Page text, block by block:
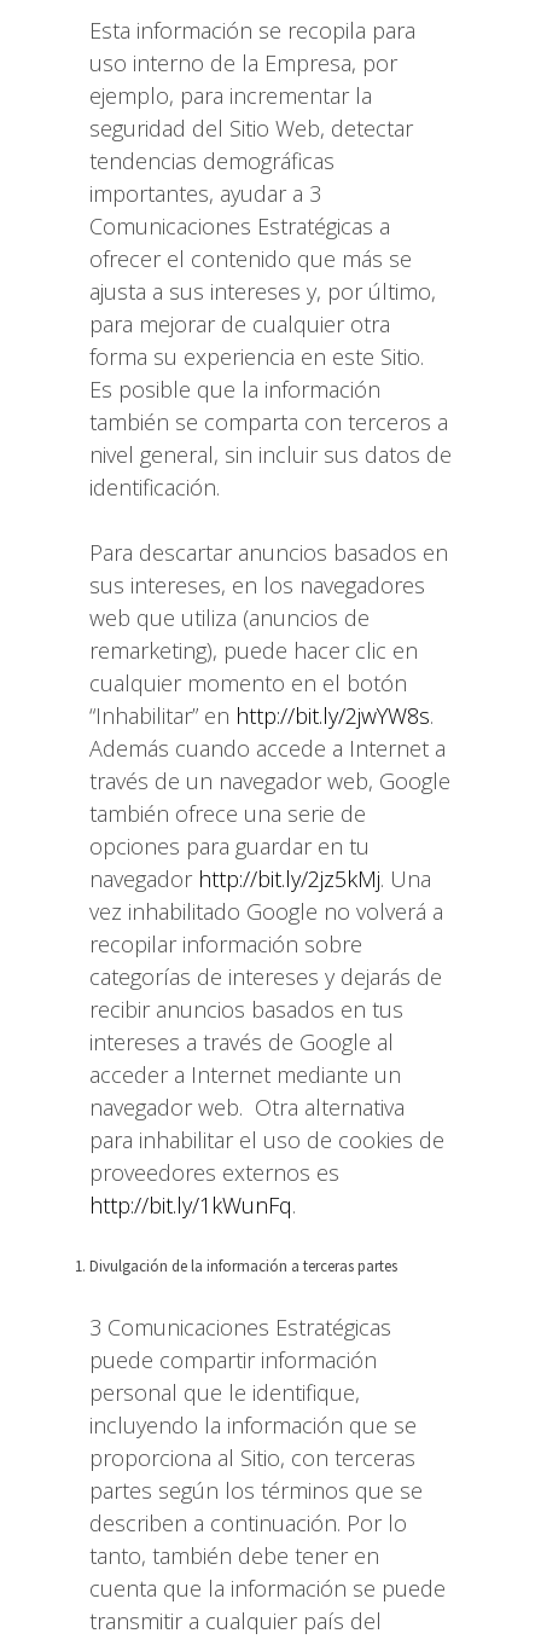
Esta información se recopila para
uso interno de la Empresa, por
ejemplo, para incrementar la
seguridad del Sitio Web, detectar
tendencias demográficas
importantes, ayudar a 3
Comunicaciones Estratégicas a
ofrecer el contenido que más se
ajusta a sus intereses y, por último,
para mejorar de cualquier otra
forma su experiencia en este Sitio.
Es posible que la información
también se comparta con terceros a
nivel general, sin incluir sus datos de
identificación.
Para descartar anuncios basados en
sus intereses, en los navegadores
web que utiliza (anuncios de
remarketing), puede hacer clic en
cualquier momento en el botón
“Inhabilitar” en http://bit.ly/2jwYW8s.
Además cuando accede a Internet a
través de un navegador web, Google
también ofrece una serie de
opciones para guardar en tu
navegador http://bit.ly/2jz5kMj. Una
vez inhabilitado Google no volverá a
recopilar información sobre
categorías de intereses y dejarás de
recibir anuncios basados en tus
intereses a través de Google al
acceder a Internet mediante un
navegador web. Otra alternativa
para inhabilitar el uso de cookies de
proveedores externos es
http://bit.ly/1kWunFq.
Divulgación de la información a terceras partes
3 Comunicaciones Estratégicas
puede compartir información
personal que le identifique,
incluyendo la información que se
proporciona al Sitio, con terceras
partes según los términos que se
describen a continuación. Por lo
tanto, también debe tener en
cuenta que la información se puede
transmitir a cualquier país del